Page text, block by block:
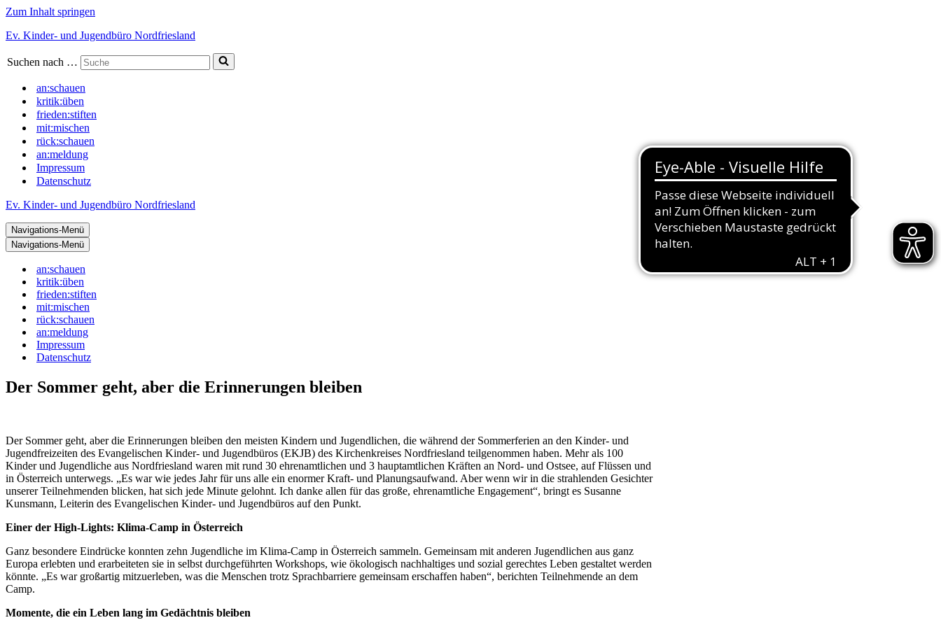
Zum Inhalt springen
Ev. Kinder- und Jugendbüro Nordfriesland
Suchen nach …
an:schauen
kritik:üben
frieden:stiften
mit:mischen
rück:schauen
an:meldung
Impressum
Datenschutz
Ev. Kinder- und Jugendbüro Nordfriesland
Navigations-Menü
Navigations-Menü
an:schauen
kritik:üben
frieden:stiften
mit:mischen
rück:schauen
an:meldung
Impressum
Datenschutz
Der Sommer geht, aber die Erinnerungen bleiben
Der Sommer geht, aber die Erinnerungen bleiben den meisten Kindern und Jugendlichen, die während der Sommerferien an den Kinder- und
Jugendfreizeiten des Evangelischen Kinder- und Jugendbüros (EKJB) des Kirchenkreises Nordfriesland teilgenommen haben. Mehr als 100
Kinder und Jugendliche aus Nordfriesland waren mit rund 30 ehrenamtlichen und 3 hauptamtlichen Kräften an Nord- und Ostsee, auf Flüssen und
in Österreich unterwegs. „Es war wie jedes Jahr für uns alle ein enormer Kraft- und Planungsaufwand. Aber wenn wir in die strahlenden Gesichter
unserer Teilnehmenden blicken, hat sich jede Minute gelohnt. Ich danke allen für das große, ehrenamtliche Engagement“, bringt es Susanne
Kunsmann, Leiterin des Evangelischen Kinder- und Jugendbüros auf den Punkt.
Einer der High-Lights: Klima-Camp in Österreich
Ganz besondere Eindrücke konnten zehn Jugendliche im Klima-Camp in Österreich sammeln. Gemeinsam mit anderen Jugendlichen aus ganz
Europa erlebten und erarbeiteten sie in selbst durchgeführten Workshops, wie ökologisch nachhaltiges und sozial gerechtes Leben gestaltet werden
könnte. „Es war großartig mitzuerleben, was die Menschen trotz Sprachbarriere gemeinsam erschaffen haben“, berichten Teilnehmende an dem
Camp.
Momente, die ein Leben lang im Gedächtnis bleiben